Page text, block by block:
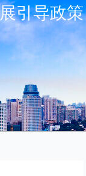
引导政策